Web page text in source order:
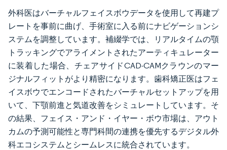
外科医はバーチャルフェイスボウデータを使用して再建プ
レートを事前に曲げ、手術室に入る前にナビゲーションシ
ステムを調整しています。補綴学では、リアルタイムの顎
トラッキングでアライメントされたアーティキュレーター
に装着した場合、チェアサイドCAD-CAMクラウンのマー
ジナルフィットがより精密になります。歯科矯正医はフェ
イスボウでエンコードされたバーチャルセットアップを用
いて、下顎前進と気道改善をシミュレートしています。そ
の結果、フェイス・アンド・イヤー・ボウ市場は、アウト
カムの予測可能性と専門科間の連携を優先するデジタル外
科エコシステムとシームレスに統合されています。